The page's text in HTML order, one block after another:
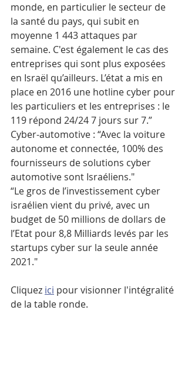
monde, en particulier le secteur de
la santé du pays, qui subit en
moyenne 1 443 attaques par
semaine. C'est également le cas des
entreprises qui sont plus exposées
en Israël qu’ailleurs. L’état a mis en
place en 2016 une hotline cyber pour
les particuliers et les entreprises : le
119 répond 24/24 7 jours sur 7.”
Cyber-automotive : “Avec la voiture
autonome et connectée, 100% des
fournisseurs de solutions cyber
automotive sont Israéliens."
“Le gros de l’investissement cyber
israélien vient du privé, avec un
budget de 50 millions de dollars de
l’Etat pour 8,8 Milliards levés par les
startups cyber sur la seule année
2021."
Cliquez ici pour visionner l'intégralité
de la table ronde.